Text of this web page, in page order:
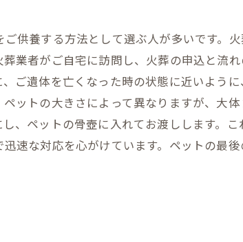
供養する方法として選ぶ人が多いです。
業者がご自宅に訪問し、火葬の申込と流
ご遺体を亡くなった時の状態に近いよう
ットの大きさによって異なりますが、大
、ペットの骨壺に入れてお渡しします。
速な対応を心がけています。ペットの最